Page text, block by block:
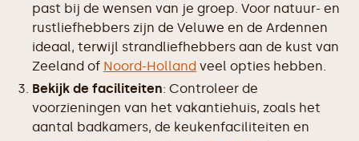
past bij de wensen van je groep. Voor natuur- en
rustliefhebbers zijn de Veluwe en de Ardennen
ideaal, terwijl strandliefhebbers aan de kust van
Zeeland of Noord-Holland veel opties hebben.
Bekijk de faciliteiten: Controleer de
voorzieningen van het vakantiehuis, zoals het
aantal badkamers, de keukenfaciliteiten en